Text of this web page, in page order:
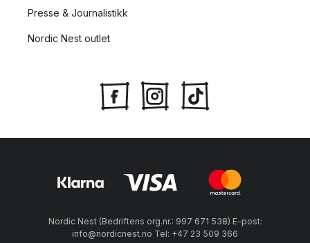
Presse & Journalistikk
Nordic Nest outlet
Nordic Nest (Bedriftens org.nr.: 997 671 538) E-post:
info@nordicnest.no Tel: +47 23 509 366